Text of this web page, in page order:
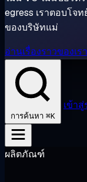
egress เราตอบโจ
ของบริษัทแม่
อ่านเรื่องราวของเร
การค้นหา ⌘K
เข้า
ผลิตภัณฑ์